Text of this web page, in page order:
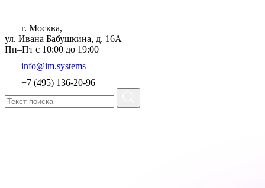
г. Москва,
ул. Ивана Бабушкина, д. 16А
Пн–Пт с 10:00 до 19:00
info@im.systems
+7 (495) 136-20-96